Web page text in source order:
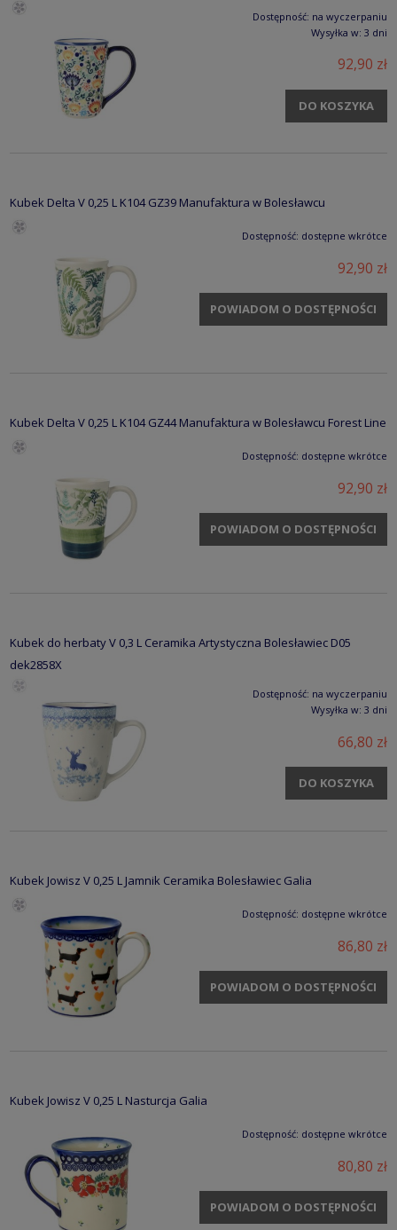
Dostępność: na wyczerpaniu
Wysyłka w: 3 dni
92,90 zł
DO KOSZYKA
Kubek Delta V 0,25 L K104 GZ39 Manufaktura w Bolesławcu
Dostępność: dostępne wkrótce
92,90 zł
POWIADOM O DOSTĘPNOŚCI
Kubek Delta V 0,25 L K104 GZ44 Manufaktura w Bolesławcu Forest Line
Dostępność: dostępne wkrótce
92,90 zł
POWIADOM O DOSTĘPNOŚCI
Kubek do herbaty V 0,3 L Ceramika Artystyczna Bolesławiec D05
dek2858X
Dostępność: na wyczerpaniu
Wysyłka w: 3 dni
66,80 zł
DO KOSZYKA
Kubek Jowisz V 0,25 L Jamnik Ceramika Bolesławiec Galia
Dostępność: dostępne wkrótce
86,80 zł
POWIADOM O DOSTĘPNOŚCI
Kubek Jowisz V 0,25 L Nasturcja Galia
Dostępność: dostępne wkrótce
80,80 zł
POWIADOM O DOSTĘPNOŚCI